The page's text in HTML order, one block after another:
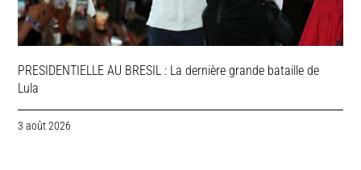
PRESIDENTIELLE AU BRESIL : La dernière grande bataille de
Lula
3 août 2026